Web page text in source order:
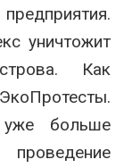
уничтожит
Как
уже больше